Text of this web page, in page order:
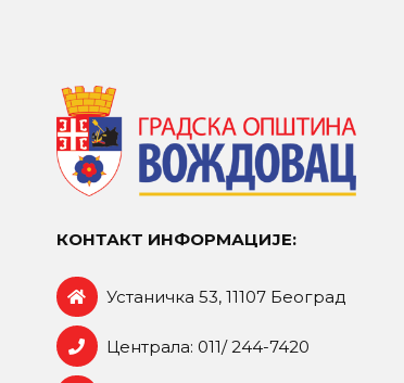
КОНТАКТ ИНФОРМАЦИЈЕ:
Устаничка 53, 11107 Београд
Централа: 011/ 244-7420